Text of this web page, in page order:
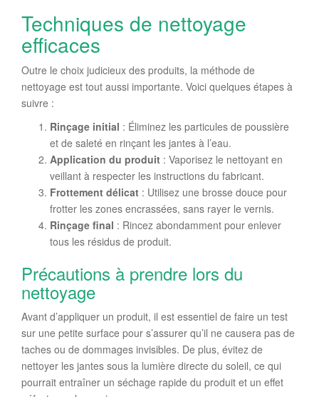
Techniques de nettoyage
efficaces
Outre le choix judicieux des produits, la méthode de
nettoyage est tout aussi importante. Voici quelques étapes à
suivre :
Rinçage initial : Éliminez les particules de poussière
et de saleté en rinçant les jantes à l’eau.
Application du produit : Vaporisez le nettoyant en
veillant à respecter les instructions du fabricant.
Frottement délicat : Utilisez une brosse douce pour
frotter les zones encrassées, sans rayer le vernis.
Rinçage final : Rincez abondamment pour enlever
tous les résidus de produit.
Précautions à prendre lors du
nettoyage
Avant d’appliquer un produit, il est essentiel de faire un test
sur une petite surface pour s’assurer qu’il ne causera pas de
taches ou de dommages invisibles. De plus, évitez de
nettoyer les jantes sous la lumière directe du soleil, ce qui
pourrait entraîner un séchage rapide du produit et un effet